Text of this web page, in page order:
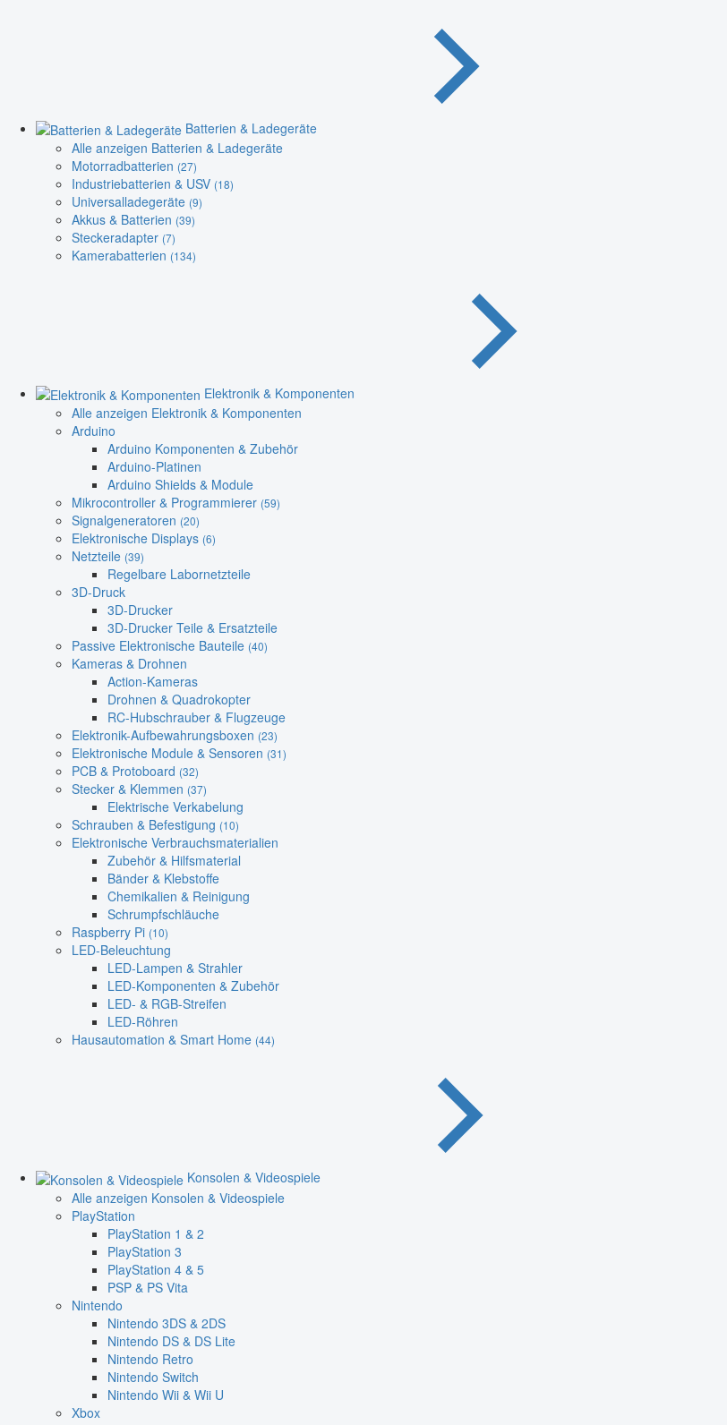
Batterien & Ladegeräte
Alle anzeigen Batterien & Ladegeräte
Motorradbatterien (27)
Industriebatterien & USV (18)
Universalladegeräte (9)
Akkus & Batterien (39)
Steckeradapter (7)
Kamerabatterien (134)
Elektronik & Komponenten
Alle anzeigen Elektronik & Komponenten
Arduino
Arduino Komponenten & Zubehör
Arduino-Platinen
Arduino Shields & Module
Mikrocontroller & Programmierer (59)
Signalgeneratoren (20)
Elektronische Displays (6)
Netzteile (39)
Regelbare Labornetzteile
3D-Druck
3D-Drucker
3D-Drucker Teile & Ersatzteile
Passive Elektronische Bauteile (40)
Kameras & Drohnen
Action-Kameras
Drohnen & Quadrokopter
RC-Hubschrauber & Flugzeuge
Elektronik-Aufbewahrungsboxen (23)
Elektronische Module & Sensoren (31)
PCB & Protoboard (32)
Stecker & Klemmen (37)
Elektrische Verkabelung
Schrauben & Befestigung (10)
Elektronische Verbrauchsmaterialien
Zubehör & Hilfsmaterial
Bänder & Klebstoffe
Chemikalien & Reinigung
Schrumpfschläuche
Raspberry Pi (10)
LED-Beleuchtung
LED-Lampen & Strahler
LED-Komponenten & Zubehör
LED- & RGB-Streifen
LED-Röhren
Hausautomation & Smart Home (44)
Konsolen & Videospiele
Alle anzeigen Konsolen & Videospiele
PlayStation
PlayStation 1 & 2
PlayStation 3
PlayStation 4 & 5
PSP & PS Vita
Nintendo
Nintendo 3DS & 2DS
Nintendo DS & DS Lite
Nintendo Retro
Nintendo Switch
Nintendo Wii & Wii U
Xbox